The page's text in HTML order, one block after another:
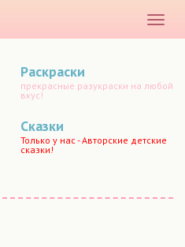
меню
Раскраски
прекрасные разукраски на любой
вкус!
Сказки
Только у нас - Авторские детские
сказки!